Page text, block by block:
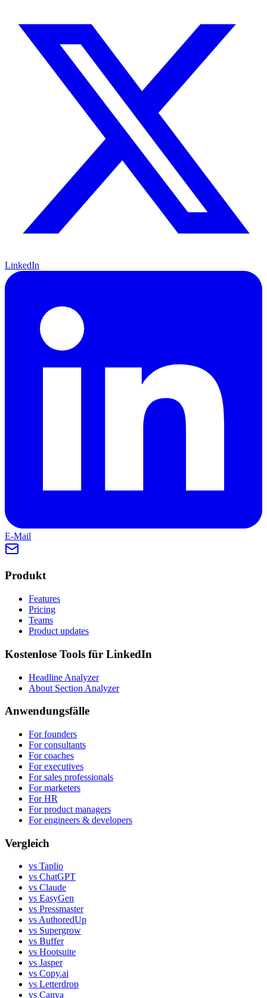
LinkedIn
E-Mail
Produkt
Features
Pricing
Teams
Product updates
Kostenlose Tools für LinkedIn
Headline Analyzer
About Section Analyzer
Anwendungsfälle
For founders
For consultants
For coaches
For executives
For sales professionals
For marketers
For HR
For product managers
For engineers & developers
Vergleich
vs Taplio
vs ChatGPT
vs Claude
vs EasyGen
vs Pressmaster
vs AuthoredUp
vs Supergrow
vs Buffer
vs Hootsuite
vs Jasper
vs Copy.ai
vs Letterdrop
vs Canva